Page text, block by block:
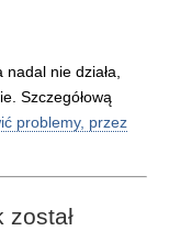
nie działa,
Szczegółową
problemy, przez